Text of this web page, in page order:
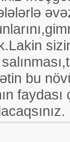
bu